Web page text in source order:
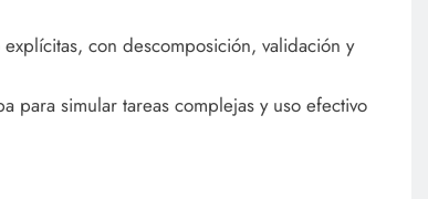
con descomposición, validación y
para simular tareas complejas y uso efectivo